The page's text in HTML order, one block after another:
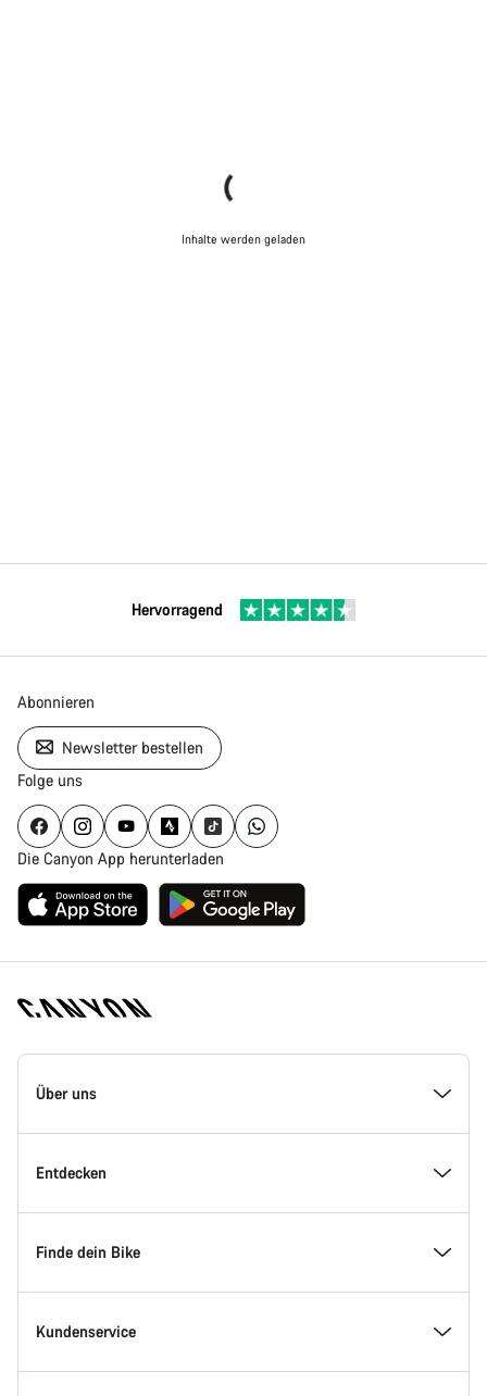
Inhalte werden geladen
Hervorragend
Abonnieren
Newsletter bestellen
Folge uns
Die Canyon App herunterladen
Canyon
Homepage
Über uns
Inside Canyon
Innovation bei Canyon
Canyon Factory Racing
Entdecken
Events
Canyon Standorte finden
Finde dein Bike
Modellfinder
Kundenservice